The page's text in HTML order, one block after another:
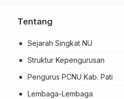
Tentang
Sejarah Singkat NU
Struktur Kepengurusan
Pengurus PCNU Kab. Pati
Lembaga-Lembaga